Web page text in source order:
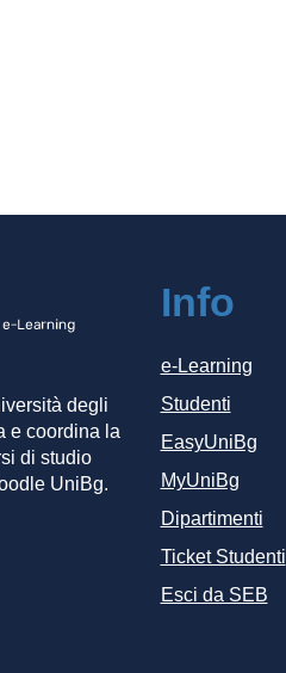
degli
e coordina la
di studio
UniBg.
Info
e-Learning
Studenti
EasyUniBg
MyUniBg
Dipartimenti
Ticket Studenti
Esci da SEB